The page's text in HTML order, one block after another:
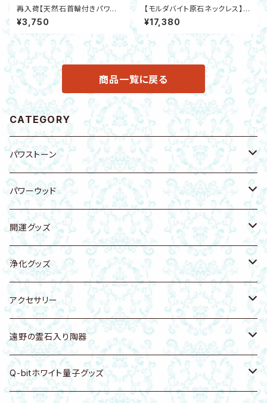
再入荷【天然石首輪付きパワー
ウッド宝来猫4種】金運・勝負運・
浄化・厄除けテラヘルツ北投石
淡水パール 開運
¥3,750
【モルダバイト原石ネックレス】テ
クタイト ステンレスK18ゴールド
コーティングチェーン 開運 ヒー
リング 邪気除け
¥17,380
商品一覧に戻る
CATEGORY
パワストーン
原石
ブレスレット
キーホルダー・バッグチャーム
浄化トレー
シートタイプ
ピアス・イヤリング・イヤーカフ
パワーウッド
ブレスレット
キーホルダー・ストラップ
置物
浄化グッズ
開運グッズ
エナジープレート
キーホルダー・バッグチャーム
ブレスレット
ピアス・イヤリング
浄化グッズ
天然石
ホワイトセージ
パロサント
アクセサリー
アクセサリーホルダー
ピアス・イヤリング・イヤーカフ
遠野の霊石入り陶器
食器・浄化皿
Q-bitホワイト量子グッズ